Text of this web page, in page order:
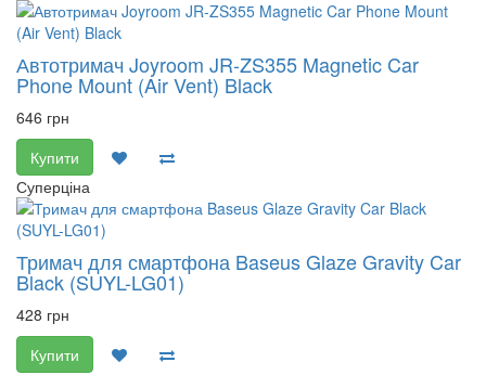
Автотримач Joyroom JR-ZS355 Magnetic Car
Phone Mount (Air Vent) Black
646 грн
Купити
Суперціна
Тримач для смартфона Baseus Glaze Gravity Car
Black (SUYL-LG01)
428 грн
Купити